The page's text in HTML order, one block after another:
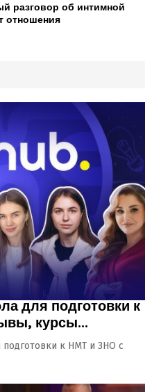
разговор об интимной
отношения
для подготовки к
курсы...
подготовки к НМТ и ЗНО с